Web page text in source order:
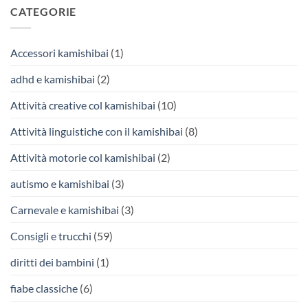
CATEGORIE
Accessori kamishibai (1)
adhd e kamishibai (2)
Attività creative col kamishibai (10)
Attività linguistiche con il kamishibai (8)
Attività motorie col kamishibai (2)
autismo e kamishibai (3)
Carnevale e kamishibai (3)
Consigli e trucchi (59)
diritti dei bambini (1)
fiabe classiche (6)